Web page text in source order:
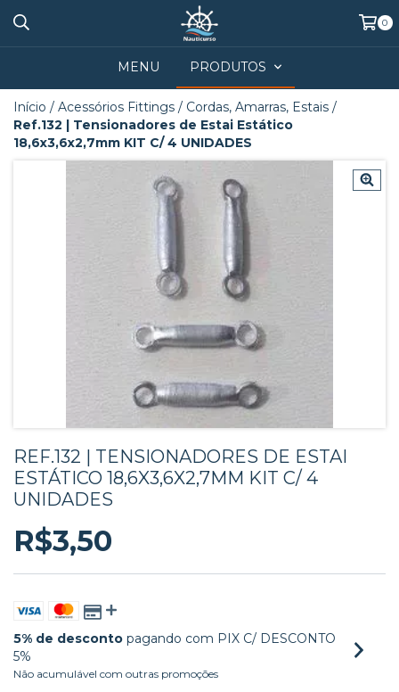
0
MENU PRODUTOS
Início / Acessórios Fittings / Cordas, Amarras, Estais /
Ref.132 | Tensionadores de Estai Estático
18,6x3,6x2,7mm KIT C/ 4 UNIDADES
REF.132 | TENSIONADORES DE ESTAI
ESTÁTICO 18,6X3,6X2,7MM KIT C/ 4
UNIDADES
R$3,50
5% de desconto pagando com PIX C/ DESCONTO
5%
Não acumulável com outras promoções